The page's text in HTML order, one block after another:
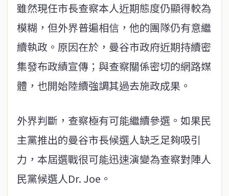
雖然現任市長查察本人近期態度仍顯得較為
模糊，但外界普遍相信，他的團隊仍有意繼
續執政。原因在於，曼谷市政府近期持續密
集發布政績宣傳；與查察關係密切的網路媒
體，也開始陸續強調其過去施政成果。
外界判斷，查察極有可能繼續參選。如果民
主黨推出的曼谷市長候選人缺乏足夠吸引
力，本屆選戰很可能迅速演變為查察對陣人
民黨候選人Dr. Joe。